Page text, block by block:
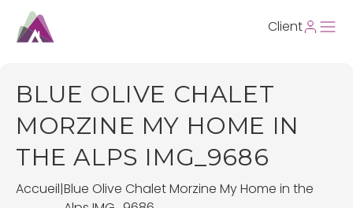
Client
BLUE OLIVE CHALET
MORZINE MY HOME IN
THE ALPS IMG_9686
Accueil|Blue Olive Chalet Morzine My Home in the